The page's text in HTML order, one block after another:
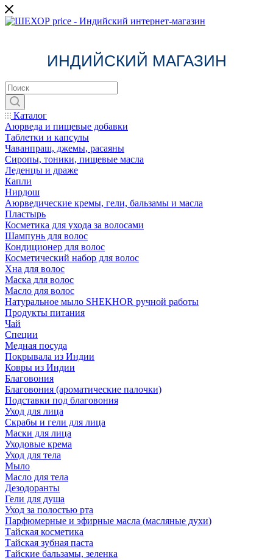
ИНДИЙСКИЙ МАГАЗИН
Каталог
Аюрведа и пищевые добавки
Таблетки и капсулы
Чаванпраш, джемы, расаяны
Сиропы, тоники, пищевые масла
Леденцы и драже
Капли
Нирдош
Аюрведические кремы, гели, бальзамы и масла
Пластырь
Косметика для ухода за волосами
Шампунь для волос
Кондиционер для волос
Косметический набор для волос
Хна для волос
Маска для волос
Масло для волос
Натуральное мыло SHEKHOR ручной работы
Продукты питания
Чай
Специи
Медная посуда
Покрывала из Индии
Ковры из Индии
Благовония
Благовония (ароматические палочки)
Подставки под благовония
Уход для лица
Скрабы и гели для лица
Маски для лица
Уходовые крема
Уход для тела
Мыло
Масло для тела
Дезодоранты
Гели для душа
Уход за полостью рта
Парфюмерные и эфирные масла (масляные духи)
Тайская косметика
Тайская зубная паста
Тайские бальзамы, зеленка